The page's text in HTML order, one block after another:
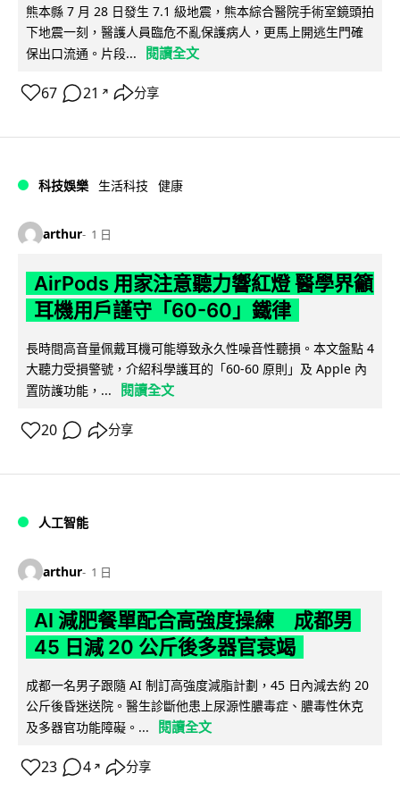
熊本縣 7 月 28 日發生 7.1 級地震，熊本綜合醫院手術室鏡頭拍
下地震一刻，醫護人員臨危不亂保護病人，更馬上開逃生門確
保出口流通。片段...
閱讀全文
67 21 ↗ 分享
科技娛樂 生活科技 健康
arthur 1 日
AirPods 用家注意聽力響紅燈 醫學界籲
耳機用戶謹守「60-60」鐵律
長時間高音量佩戴耳機可能導致永久性噪音性聽損。本文盤點 4
大聽力受損警號，介紹科學護耳的「60-60 原則」及 Apple 內
置防護功能，...
閱讀全文
20 分享
人工智能
arthur 1 日
AI 減肥餐單配合高強度操練 成都男
45 日減 20 公斤後多器官衰竭
成都一名男子跟隨 AI 制訂高強度減脂計劃，45 日內減去約 20
公斤後昏迷送院。醫生診斷他患上尿源性膿毒症、膿毒性休克
及多器官功能障礙。...
閱讀全文
23 4 ↗ 分享